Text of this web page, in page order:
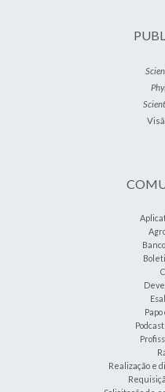
Papo
Realização e